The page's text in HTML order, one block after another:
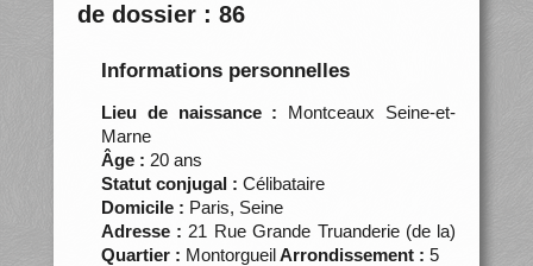
de dossier : 86
Informations personnelles
Lieu de naissance : Montceaux Seine-et-
Marne
Âge : 20 ans
Statut conjugal : Célibataire
Domicile : Paris, Seine
Adresse : 21 Rue Grande Truanderie (de la)
Quartier : MontorgueilArrondissement : 5